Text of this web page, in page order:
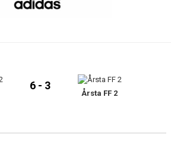
6 - 3
Årsta FF 2